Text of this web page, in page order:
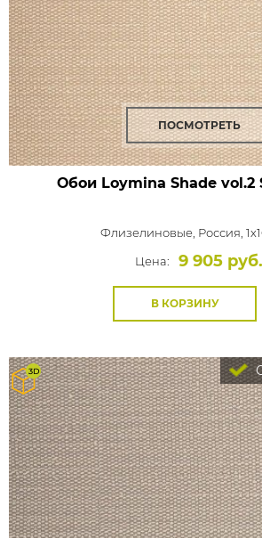
ПОСМОТРЕТЬ
Обои Loymina Shade vol.2
Флизелиновые, Россия,
Цена:
9 905 руб.
В КОРЗИНУ